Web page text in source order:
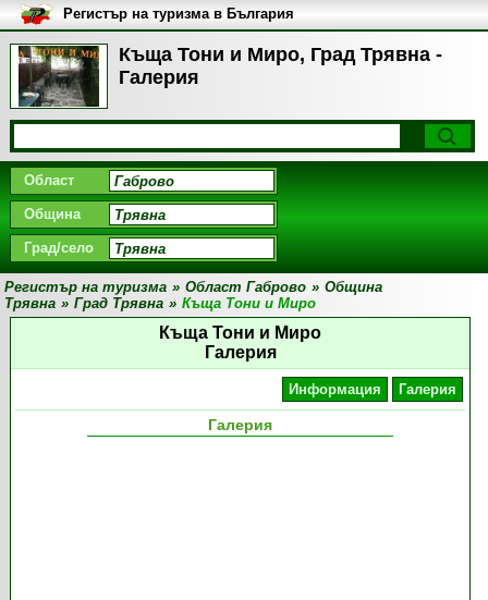
Къща Тони и Миро, Град Трявна -
Галерия
Регистър на туризма в България
Област
Община
Град/село
Регистър на туризма » Област Габрово » Община
Трявна » Град Трявна » Къща Тони и Миро
Къща Тони и Миро
Галерия
Информация Галерия
Галерия